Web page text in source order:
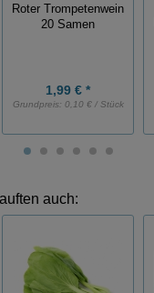
Roter Trompetenwein
20 Samen
1,99 € *
Grundpreis: 0,10 € / Stück
auch: